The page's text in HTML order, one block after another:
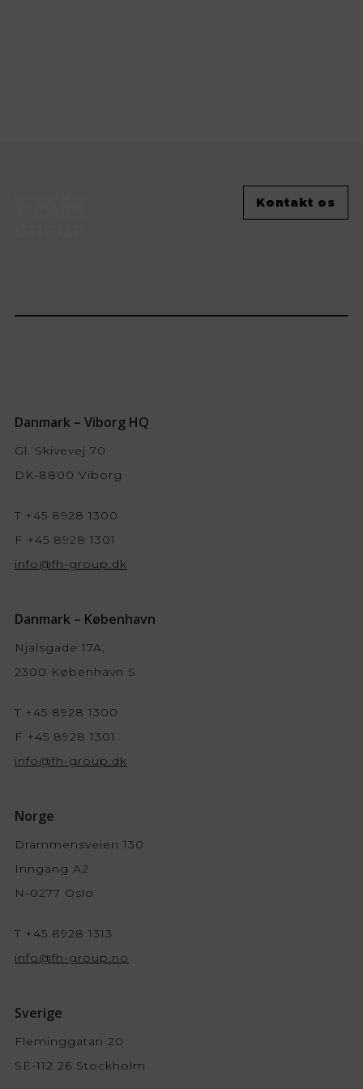
Kontakt os
Danmark – Viborg HQ
Gl. Skivevej 70
DK-8800 Viborg
T +45 8928 1300
F +45 8928 1301
info@fh-group.dk
Danmark – København
Njalsgade 17A,
2300 København S
T +45 8928 1300
F +45 8928 1301
info@fh-group.dk
Norge
Drammensveien 130
Inngang A2
N-0277 Oslo
T +45 8928 1313
info@fh-group.no
Sverige
Fleminggatan 20
SE-112 26 Stockholm